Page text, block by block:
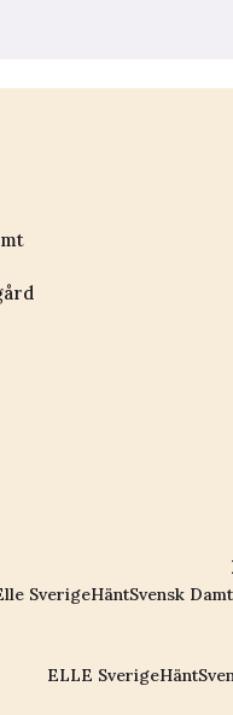
SverigeHäntSvensk
ELLE SverigeHänt